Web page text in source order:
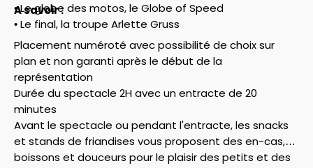
• Le globe des motos, le Globe of Speed
• Le final, la troupe Arlette Gruss
A savoir :
Placement numéroté avec possibilité de choix sur
plan et non garanti après le début de la
représentation
Durée du spectacle 2H avec un entracte de 20
minutes
Avant le spectacle ou pendant l'entracte, les snacks
et stands de friandises vous proposent des en-cas,
boissons et douceurs pour le plaisir des petits et des